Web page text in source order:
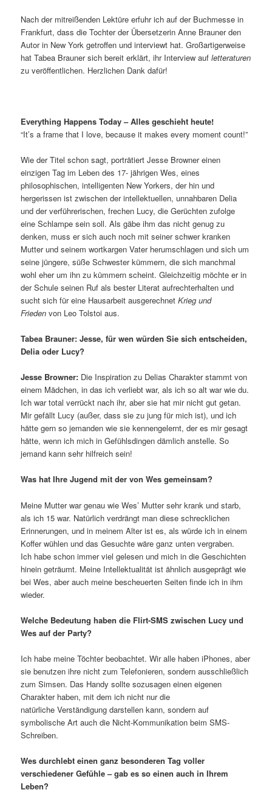
Nach der mitreißenden Lektüre erfuhr ich auf der Buchmesse in
Frankfurt, dass die Tochter der Übersetzerin Anne Brauner den
Autor in New York getroffen und interviewt hat. Großartigerweise
hat Tabea Brauner sich bereit erklärt, ihr Interview aufletteraturen
zu veröffentlichen. Herzlichen Dank dafür!
Everything Happens Today – Alles geschieht heute!
“It’s a frame that I love, because it makes every moment count!”
Wie der Titel schon sagt, porträtiert Jesse Browner einen
einzigen Tag im Leben des 17- jährigen Wes, eines
philosophischen, intelligenten New Yorkers, der hin und
hergerissen ist zwischen der intellektuellen, unnahbaren Delia
und der verführerischen, frechen Lucy, die Gerüchten zufolge
eine Schlampe sein soll. Als gäbe ihm das nicht genug zu
denken, muss er sich auch noch mit seiner schwer kranken
Mutter und seinem wortkargen Vater herumschlagen und sich um
seine jüngere, süße Schwester kümmern, die sich manchmal
wohl eher um ihn zu kümmern scheint. Gleichzeitig möchte er in
der Schule seinen Ruf als bester Literat aufrechterhalten und
sucht sich für eine Hausarbeit ausgerechnetKrieg und
Frieden von Leo Tolstoi aus.
Tabea Brauner: Jesse, für wen würden Sie sich entscheiden,
Delia oder Lucy?
Jesse Browner: Die Inspiration zu Delias Charakter stammt von
einem Mädchen, in das ich verliebt war, als ich so alt war wie du.
Ich war total verrückt nach ihr, aber sie hat mir nicht gut getan.
Mir gefällt Lucy (außer, dass sie zu jung für mich ist), und ich
hätte gern so jemanden wie sie kennengelernt, der es mir gesagt
hätte, wenn ich mich in Gefühlsdingen dämlich anstelle. So
jemand kann sehr hilfreich sein!
Was hat Ihre Jugend mit der von Wes gemeinsam?
Meine Mutter war genau wie Wes’ Mutter sehr krank und starb,
als ich 15 war. Natürlich verdrängt man diese schrecklichen
Erinnerungen, und in meinem Alter ist es, als würde ich in einem
Koffer wühlen und das Gesuchte wäre ganz unten vergraben.
Ich habe schon immer viel gelesen und mich in die Geschichten
hinein geträumt. Meine Intellektualität ist ähnlich ausgeprägt wie
bei Wes, aber auch meine bescheuerten Seiten finde ich in ihm
wieder.
Welche Bedeutung haben die Flirt-SMS zwischen Lucy und
Wes auf der Party?
Ich habe meine Töchter beobachtet. Wir alle haben iPhones, aber
sie benutzen ihre nicht zum Telefonieren, sondern ausschließlich
zum Simsen. Das Handy sollte sozusagen einen eigenen
Charakter haben, mit dem ich nicht nur die
natürliche Verständigung darstellen kann, sondern auf
symbolische Art auch die Nicht-Kommunikation beim SMS-
Schreiben.
Wes durchlebt einen ganz besonderen Tag voller
verschiedener Gefühle – gab es so einen auch in Ihrem
Leben?